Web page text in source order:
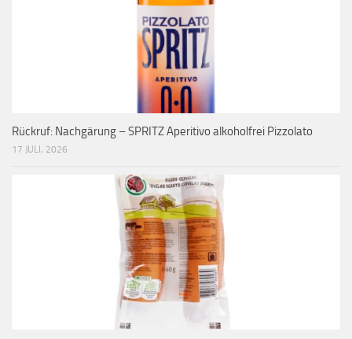
Rückruf: Nachgärung – SPRITZ Aperitivo alkoholfrei Pizzolato
17 JULI, 2026